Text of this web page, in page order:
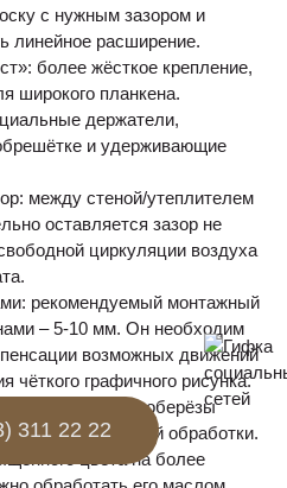
311 22 22
с нужным зазором и
линейное расширение.
более жёсткое крепление,
широкого планкена.
держатели,
и удерживающие
между стеной/утеплителем
оставляется зазор не
циркуляции воздуха
рекомендуемый монтажный
– 5-10 мм. Он необходим
возможных движений
чёткого графичного рисунка.
планкен из термоберёзы
дополнительной обработки.
цвета на более